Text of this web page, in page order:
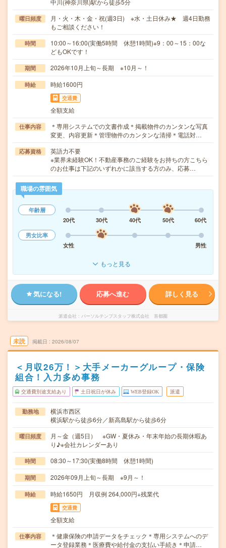
中川(神奈川県)駅から徒歩5分
曜日頻度
月・火・木・金・祝(週3日) ※水・土日休み★ 週4日勤務
もご相談ください！
時間
10:00～16:00(実働5時間 休憩1時間)※9：00～15：00な
どもOKです！
期間 2026年10月上旬～長期 ※10月～！
時給 時給1600円
交通費
全額支給
仕事内容
＊専用システムでの文書作成＊掲載物件のカンタンな写真
変更、内容更新＊管理物件のカンタンな清掃＊電話対…
応募資格
英語力不要
※業界未経験OK！不動産事務のご経験をお持ちの方こちら
のお仕事は下記のいずれかに該当する方のみ、応募…
職場の雰囲気
年齢層
20代
30代 40代 50代
60代
男女比率
女性
男性
もっと見る
気になる! 応募へ進む 詳しく見る
派遣会社 パーソルテンプスタッフ株式会社 首都圏
未読 掲載日 2026/08/07
＜月収26万！＞大手メーカーグループ・保険
組合！入力多め事務
交通費別途支給あり 土日祝日が休み WEB登録OK 派遣
勤務地
横浜市西区
横浜駅から徒歩6分／新高島駅から徒歩6分
曜日頻度
月～金（週5日） ※GW・夏休み・年末年始の長期休暇あ
り♪※会社カレンダーあり
時間 08:30～17:30(実働8時間 休憩1時間)
期間 2026年09月上旬～長期 ※9月～！
時給 時給1650円 月収例 264,000円+残業代
交通費
全額支給
仕事内容
＊健康保険の申請データをチェック＊専用システムへのデ
ータ登録業務＊医療費や給付金の支払い手続き＊申請…